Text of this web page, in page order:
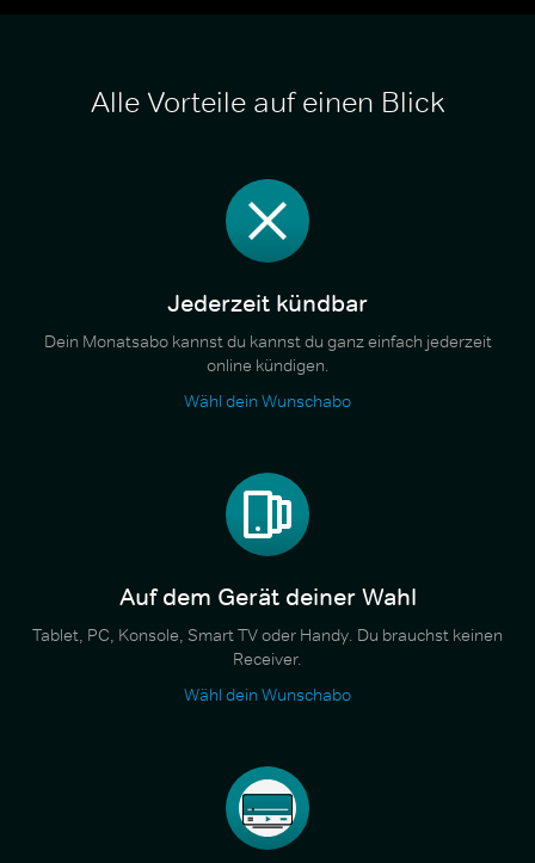
Alle Vorteile auf einen Blick
Jederzeit kündbar
Dein Monatsabo kannst du kannst du ganz einfach jederzeit
online kündigen.
Wähl dein Wunschabo
Auf dem Gerät deiner Wahl
Tablet, PC, Konsole, Smart TV oder Handy. Du brauchst keinen
Receiver.
Wähl dein Wunschabo